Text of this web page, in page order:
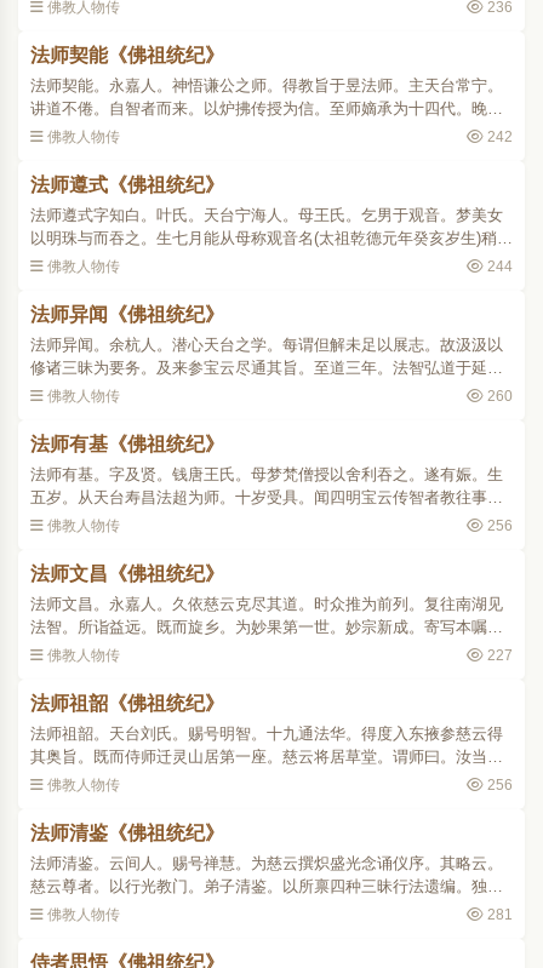
佛教人物传 236
法师契能《佛祖统纪》
法师契能。永嘉人。神悟谦公之师。得教旨于昱法师。主天台常宁。
讲道不倦。自智者而来。以炉拂传授为信。至师嫡承为十四代。晚年
以授扶宗忠师。扶宗曰。吾得法广智矣。敢辞。师乃藏之天台道场。
佛教人物传 242
法师遵式《佛祖统纪》
法师遵式字知白。叶氏。天台宁海人。母王氏。乞男于观音。梦美女
以明珠与而吞之。生七月能从母称观音名(太祖乾德元年癸亥岁生)稍长
不乐随兄为贾。潜往东山依义全师出家。全先梦有童子踞佛像之首。
佛教人物传 244
法师异闻《佛祖统纪》
法师异闻。余杭人。潜心天台之学。每谓但解未足以展志。故汲汲以
修诸三昧为要务。及来参宝云尽通其旨。至道三年。法智弘道于延
庆。辅赞之功为多。以寺宇颓毁。乃同丹丘觉圆并力经理。不逾三载
佛教人物传 260
法师有基《佛祖统纪》
法师有基。字及贤。钱唐王氏。母梦梵僧授以舍利吞之。遂有娠。生
五岁。从天台寿昌法超为师。十岁受具。闻四明宝云传智者教往事
之。授以法华止观。随言解义曲尽其妙。端拱元年。郡人请演教于太
佛教人物传 256
法师文昌《佛祖统纪》
法师文昌。永嘉人。久依慈云克尽其道。时众推为前列。复往南湖见
法智。所诣益远。既而旋乡。为妙果第一世。妙宗新成。寄写本嘱其
讲授。且戒之曰。或有异处。可札取附来。慈云门弟授讲者二十余
佛教人物传 227
法师祖韶《佛祖统纪》
法师祖韶。天台刘氏。赐号明智。十九通法华。得度入东掖参慈云得
其奥旨。既而侍师迁灵山居第一座。慈云将居草堂。谓师曰。汝当往
代本如居能仁。而俾之来继此山。师即著草屦。欣然而行。至江滨呼
佛教人物传 256
法师清鉴《佛祖统纪》
法师清鉴。云间人。赐号禅慧。为慈云撰炽盛光念诵仪序。其略云。
慈云尊者。以行光教门。弟子清鉴。以所禀四种三昧行法遗编。独炽
底光未广流布。遂因其旧五章。补助始末。加示法释疑之二。以为七
佛教人物传 281
侍者思悟《佛祖统纪》